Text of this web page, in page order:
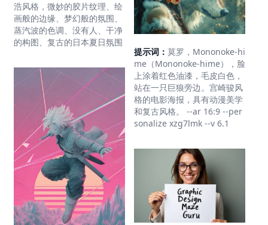
浩风格，微妙的胶片纹理、绘
画般的边缘、梦幻般的氛围、
蒸汽波的色调、没有人、干净
的构图、复古的日本夏日氛围
提示词： 莫罗，Mononoke-hi
me（Mononoke-hime），脸
上涂着红色油漆，毛皮白色，
站在一只巨狼旁边。宫崎骏风
格的电影海报，具有动漫美学
和复古风格。 --ar 16:9 --per
sonalize xzg7lmk --v 6.1